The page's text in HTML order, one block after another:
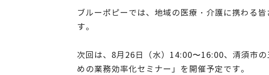
ブルーポピーでは、地域の医療・介護に携わる
す。
次回は、8月26日（水）14:00〜16:00、清須市
めの業務効率化セミナー」を開催予定です。